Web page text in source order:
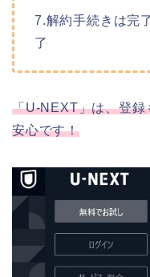
7.解約手続きは完
了
「U-NEXT」は、登録
安心です！